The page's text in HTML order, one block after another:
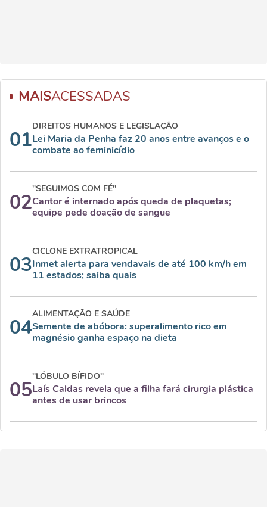
MAISACESSADAS
01
DIREITOS HUMANOS E LEGISLAÇÃO
Lei Maria da Penha faz 20 anos entre avanços e o
combate ao feminicídio
02
"SEGUIMOS COM FÉ"
Cantor é internado após queda de plaquetas;
equipe pede doação de sangue
03
CICLONE EXTRATROPICAL
Inmet alerta para vendavais de até 100 km/h em
11 estados; saiba quais
04
ALIMENTAÇÃO E SAÚDE
Semente de abóbora: superalimento rico em
magnésio ganha espaço na dieta
05
"LÓBULO BÍFIDO"
Laís Caldas revela que a filha fará cirurgia plástica
antes de usar brincos